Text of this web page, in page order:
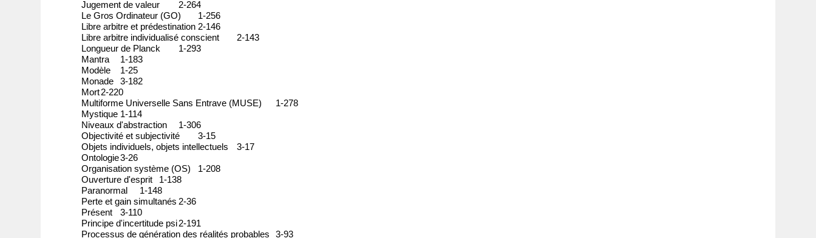
Jugement de valeur
2-264
Le Gros Ordinateur (GO)
1-256
Libre arbitre et prédestination 2-146
Libre arbitre individualisé conscient
2-143
Longueur de Planck
1-293
Mantra
1-183
Modèle
1-25
Monade
3-182
Mort2-220
Multiforme Universelle Sans Entrave (MUSE)
1-278
Mystique 1-114
Niveaux d'abstraction
1-306
Objectivité et subjectivité
3-15
Objets individuels, objets intellectuels
3-17
Ontologie3-26
Organisation système (OS)
1-208
Ouverture d'esprit
1-138
Paranormal
1-148
Perte et gain simultanés 2-36
Présent
3-110
Principe d'incertitude psi2-191
Processus de génération des réalités probables
3-93